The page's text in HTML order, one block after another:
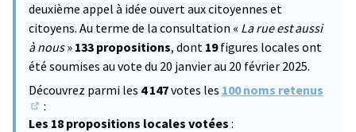
deuxième appel à idée ouvert aux citoyennes et
citoyens. Au terme de la consultation « La rue est aussi
à nous» 133 propositions, dont 19figures locales ont
été soumises au vote du 20 janvier au 20 février 2025.
Découvrez parmi les 4 147votes les 100 noms retenus
(S'ouvre dans un nouvel onglet)
:
Les 18 propositions locales votées :